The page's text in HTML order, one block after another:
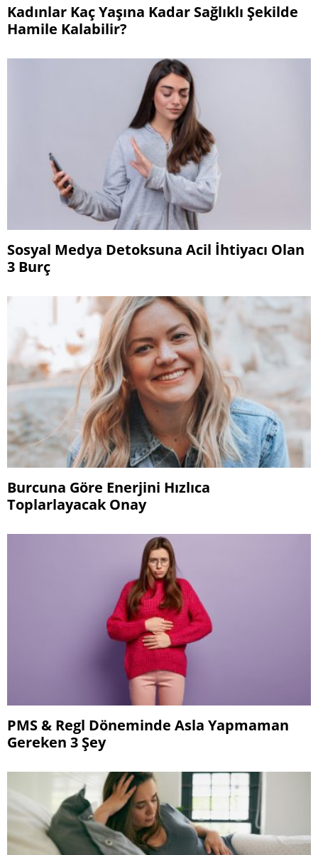
Kadınlar Kaç Yaşına Kadar Sağlıklı Şekilde
Hamile Kalabilir?
Sosyal Medya Detoksuna Acil İhtiyacı Olan
3 Burç
Burcuna Göre Enerjini Hızlıca
Toplarlayacak Onay
PMS & Regl Döneminde Asla Yapmaman
Gereken 3 Şey